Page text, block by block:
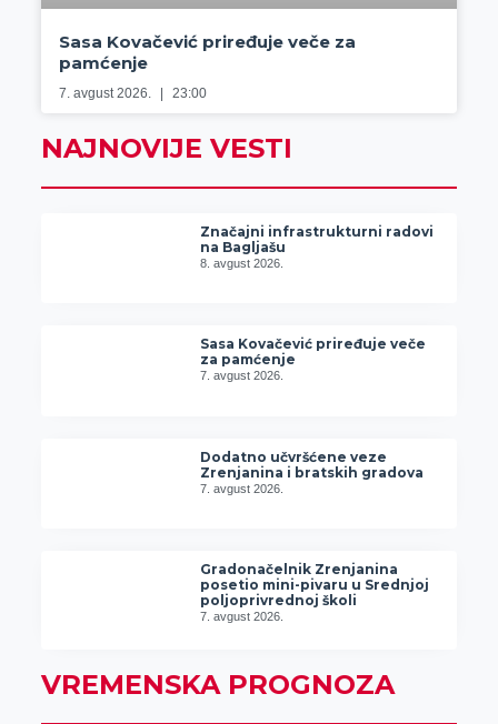
Sasa Kovačević priređuje veče za
pamćenje
7. avgust 2026. 23:00
NAJNOVIJE VESTI
Značajni infrastrukturni radovi
na Bagljašu
8. avgust 2026.
Sasa Kovačević priređuje veče
za pamćenje
7. avgust 2026.
Dodatno učvršćene veze
Zrenjanina i bratskih gradova
7. avgust 2026.
Gradonačelnik Zrenjanina
posetio mini-pivaru u Srednjoj
poljoprivrednoj školi
7. avgust 2026.
VREMENSKA PROGNOZA